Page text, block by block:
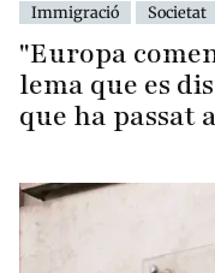
Immigració Societat
"Europa
lema que es
que ha passat